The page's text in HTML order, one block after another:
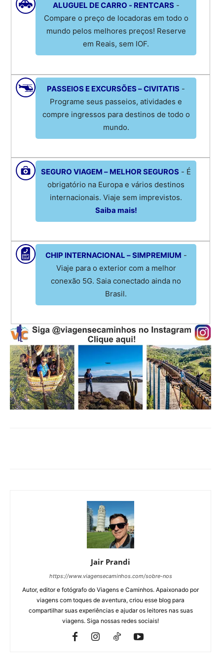
ALUGUEL DE CARRO - RENTCARS-
Compare o preço de locadoras em todo o
mundo pelos melhores preços! Reserve
em Reais, sem IOF.
PASSEIOS E EXCURSÕES – CIVITATIS -
Programe seus passeios, atividades e
compre ingressos para destinos de todo o
mundo.
SEGURO VIAGEM – MELHOR SEGUROS - É
obrigatório na Europa e vários destinos
internacionais. Viaje sem imprevistos.
Saiba mais!
CHIP INTERNACIONAL – SIMPREMIUM -
Viaje para o exterior com a melhor
conexão 5G. Saia conectado ainda no
Brasil.
Jair Prandi
https://www.viagensecaminhos.com/sobre-nos
Autor, editor e fotógrafo do Viagens e Caminhos. Apaixonado por
viagens com toques de aventura, criou esse blog para
compartilhar suas experiências e ajudar os leitores nas suas
viagens. Siga nossas redes sociais!